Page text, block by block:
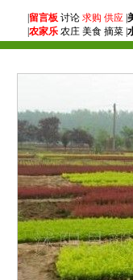
留言板 讨论 求购 供应
农家乐 农庄 美食 摘菜 |